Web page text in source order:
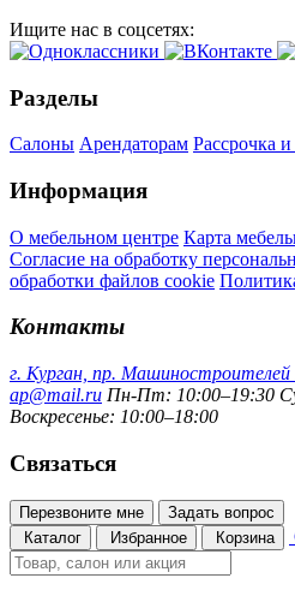
Ищите нас в соцсетях:
Разделы
Салоны Арендаторам Рассрочка
Информация
О мебельном центре Карта
Согласие на обработку
обработки файлов cookie
Контакты
г. Курган, пр. Машиностроителей
ap@mail.ru Пн-Пт: 10:00–19:30
Воскресенье: 10:00–18:00
Связаться
Перезвоните мне
Задать вопрос
Каталог
Избранное Корзина